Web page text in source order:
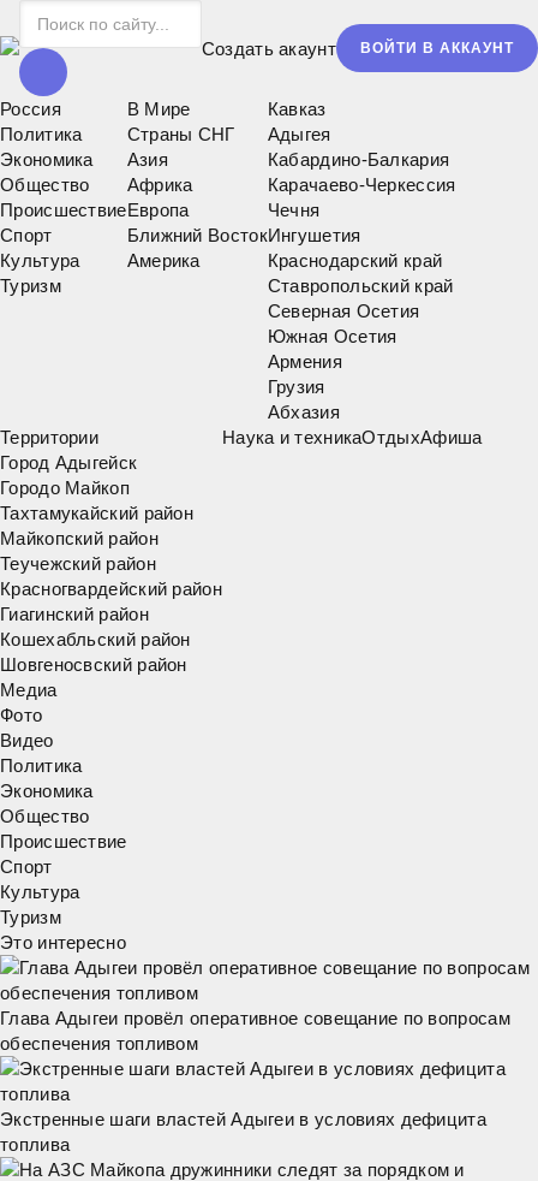
Создать акаунт ВОЙТИ В АККАУНТ
Россия
Политика
Экономика
Общество
Происшествие
Спорт
Культура
Туризм
В Мире
Страны СНГ
Азия
Африка
Европа
Ближний Восток
Америка
Кавказ
Адыгея
Кабардино-Балкария
Карачаево-Черкессия
Чечня
Ингушетия
Краснодарский край
Ставропольский край
Северная Осетия
Южная Осетия
Армения
Грузия
Абхазия
Территории
Город Адыгейск
Городо Майкоп
Тахтамукайский район
Майкопский район
Теучежский район
Красногвардейский район
Гиагинский район
Кошехабльский район
Шовгеносвский район
Наука и техникаОтдыхАфиша
Медиа
Фото
Видео
Политика
Экономика
Общество
Происшествие
Спорт
Культура
Туризм
Это интересно
Глава Адыгеи провёл оперативное совещание по вопросам
обеспечения топливом
Экстренные шаги властей Адыгеи в условиях дефицита
топлива